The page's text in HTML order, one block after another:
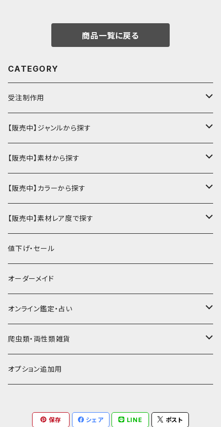
商品一覧に戻る
CATEGORY
受注制作用
財布・小銭入れ
ミニ財布
ハーフ・二つ折り財布
名刺入れ・定期入れ
カードケース・名刺入れ
パスケース・定期入れ
ミニチュア・雑貨
ミニチュア
雑貨
キーケース・キーホルダー
キーケース
キーホルダー
その他革小物
コンドームケース
チュッパチャップスホルダー
タロットカードケース
もむのふの爬虫類グッズ屋さん
お名前カード
【販売中】ジャンルから探す
カードケース・名刺入れ
カードケース
レギュラー名刺入れ
パスケース・定期入れ
パスケース
切符・回数券ケース
財布・小銭入れ
ミニ財布
二つ折り・ハーフ財布
キーケース・キーホルダー
キーケース
キーホルダー
その他ケース
ペンケース
ようかんホルダー
コンドームケース
ミニチュア・雑貨
ミニチュアブーツ
ミニチュアキャスケット
ミニチュア革の鎧
その他革小物
ソフトレザーポーチ
パッチワーク・つぎはぎ
【販売中】素材から探す
牛革
牛ヌメ
その他牛革
豚革
豚ヌメ
豚スエード
ヤギ革
ヤギヌメ
その他ヤギ革
羊革
馬革
馬ヌメ
コードバン
バッファロー革
駱駝革
【販売中】カラーから探す
ナチュラル（染色なし）
白系
黒系
茶系
こげ茶系
赤系
【販売中】素材レア度で探す
★★☆☆☆☆ 流通数、人気あり
★★★☆☆☆ 流通数少ない
★★★★☆☆ 希少素材、高価
★★★★★☆ かなりレア素材、高価！
★★★★★★ 最高ランク激レア高額素材！
値下げ・セール
オーダーメイド
オンライン鑑定・占い
タロット占い
ルーン占い
爬虫類・両性類雑貨
アイテムジャンルから探す
マグネット
オプション追加用
保存 シェア LINE ポスト